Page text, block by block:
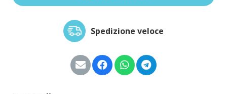
Spedizione veloce